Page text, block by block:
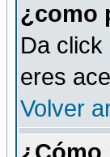
¿como
Da
eres
Volver